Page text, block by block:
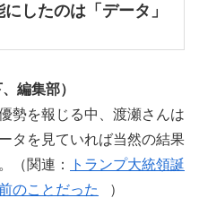
したのは「データ」
編集部）
勢を報じる中、渡瀬さんは
タを見ていれば当然の結果
（関連：
トランプ大統領誕
のことだった
）